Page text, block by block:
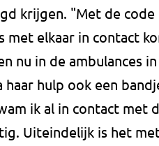
krijgen. "Met de
met elkaar in contact
nu in de ambulances
haar hulp ook een
ik al in contact met
Uiteindelijk is het